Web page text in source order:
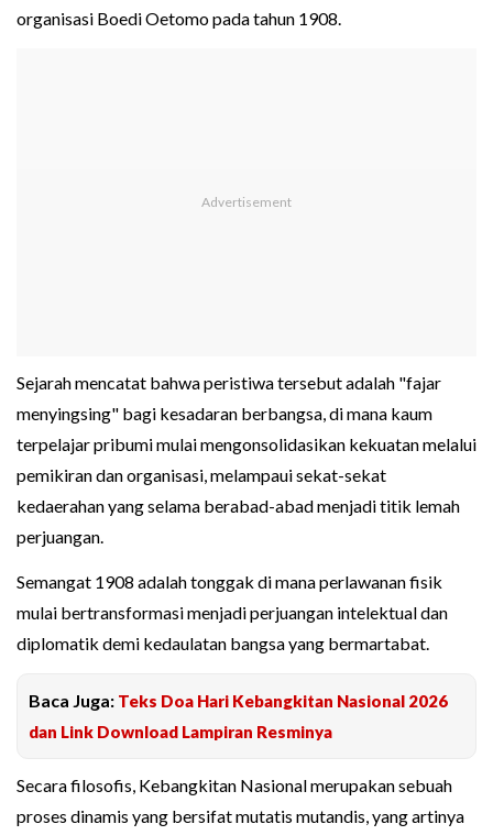
organisasi Boedi Oetomo pada tahun 1908.
Sejarah mencatat bahwa peristiwa tersebut adalah "fajar
menyingsing" bagi kesadaran berbangsa, di mana kaum
terpelajar pribumi mulai mengonsolidasikan kekuatan melalui
pemikiran dan organisasi, melampaui sekat-sekat
kedaerahan yang selama berabad-abad menjadi titik lemah
perjuangan.
Semangat 1908 adalah tonggak di mana perlawanan fisik
mulai bertransformasi menjadi perjuangan intelektual dan
diplomatik demi kedaulatan bangsa yang bermartabat.
Baca Juga: Teks Doa Hari Kebangkitan Nasional 2026
dan Link Download Lampiran Resminya
Secara filosofis, Kebangkitan Nasional merupakan sebuah
proses dinamis yang bersifat mutatis mutandis, yang artinya